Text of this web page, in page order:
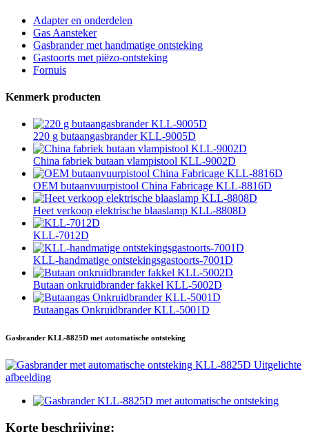
Adapter en onderdelen
Gas Aansteker
Gasbrander met handmatige ontsteking
Gastoorts met piëzo-ontsteking
Fornuis
Kenmerk producten
220 g butaangasbrander KLL-9005D
China fabriek butaan vlampistool KLL-9002D
OEM butaanvuurpistool China Fabricage KLL-8816D
Heet verkoop elektrische blaaslamp KLL-8808D
KLL-7012D
KLL-handmatige ontstekingsgastoorts-7001D
Butaan onkruidbrander fakkel KLL-5002D
Butaangas Onkruidbrander KLL-5001D
Gasbrander KLL-8825D met automatische ontsteking
Korte beschrijving: